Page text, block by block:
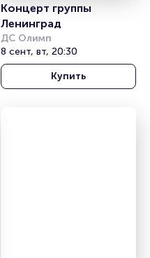
Концерт группы
Ленинград
ДС Олимп
8 сент, вт, 20:30
Купить